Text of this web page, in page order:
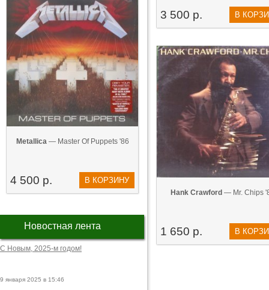
Metallica— Master Of Puppets '86
4 500 р. В КОРЗИНУ
Новостная лента
С Новым, 2025-м годом!
9 января 2025 в 15:46
3 500 р. В
Hank Crawford — Mr. Chips
1 650 р. В